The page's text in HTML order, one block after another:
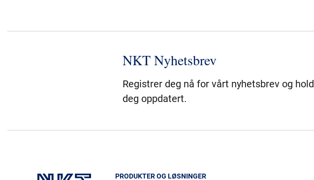
NKT Nyhetsbrev
Registrer deg nå for vårt nyhetsbrev og hold
deg oppdatert.
PRODUKTER OG LØSNINGER